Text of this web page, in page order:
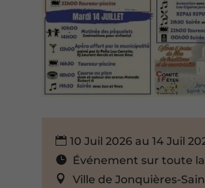
10 Juil 2026 au 14 Juil
Événement sur toute
Ville de Jonquières-